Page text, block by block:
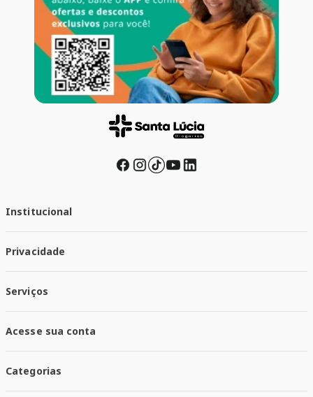
Institucional
Trabalhe conosco
Responsabilidade Social
Nossas Lojas
Privacidade
Política de Entrega
Trocas e Devoluções
Serviços
Santa Mais Exames
Santa Mais Serviços
Santa Mais Convenios
Acesse sua conta
Meus Pedidos
Categorias